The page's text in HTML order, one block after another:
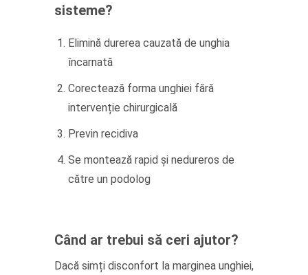
sisteme?
Elimină durerea cauzată de unghia
încarnată
Corectează forma unghiei fără
intervenție chirurgicală
Previn recidiva
Se montează rapid și nedureros de
către un podolog
Când ar trebui să ceri ajutor?
Dacă simți disconfort la marginea unghiei,